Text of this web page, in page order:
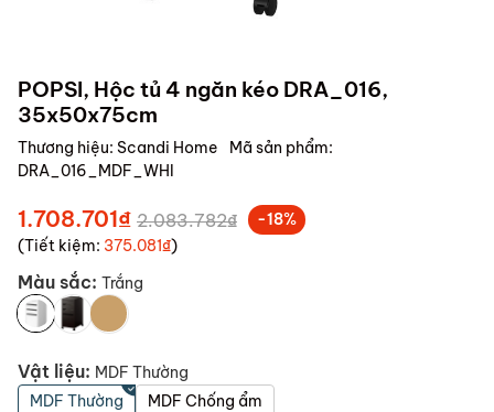
POPSI, Hộc tủ 4 ngăn kéo DRA_016,
35x50x75cm
Thương hiệu: Scandi Home
Mã sản phẩm:
DRA_016_MDF_WHI
1.708.701₫ 2.083.782₫
-18%
(Tiết kiệm: 375.081₫)
Màu sắc: Trắng
Vật liệu: MDF Thường
MDF Thường
MDF Chống ẩm